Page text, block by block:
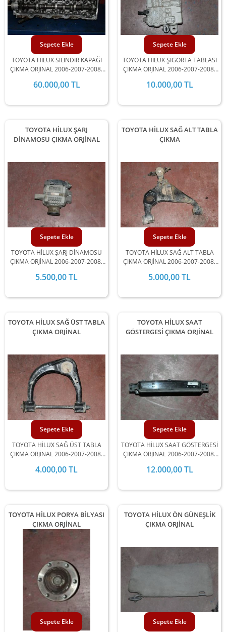
TOYOTA HİLUX SİLİNDİR KAPAĞI
ÇIKMA ORJİNAL 2006-2007-2008-
ARALIĞINDA STOKLARIMIZDA
60.000,00 TL
Sepete Ekle
TOYOTA HİLUX ŞİGORTA TABLASI
ÇIKMA ORJİNAL 2006-2007-2008-
ARALIĞINDA STOKLARIMIZDA
10.000,00 TL
Sepete Ekle
TOYOTA HİLUX ŞARJ
DİNAMOSU ÇIKMA ORJİNAL
TOYOTA HİLUX ŞARJ DİNAMOSU
ÇIKMA ORJİNAL 2006-2007-2008-
ARALIĞINDA STOKLARIMIZDA
5.500,00 TL
Sepete Ekle
TOYOTA HİLUX SAĞ ALT TABLA
ÇIKMA
TOYOTA HİLUX SAĞ ALT TABLA
ÇIKMA ORJİNAL 2006-2007-2008-
ARALIĞINDA STOKLARIMIZDA
5.000,00 TL
Sepete Ekle
TOYOTA HİLUX SAĞ ÜST TABLA
ÇIKMA ORJİNAL
TOYOTA HİLUX SAĞ ÜST TABLA
ÇIKMA ORJİNAL 2006-2007-2008-
ARALIĞINDA STOKLARIMIZDA
4.000,00 TL
Sepete Ekle
TOYOTA HİLUX SAAT
GÖSTERGESİ ÇIKMA ORJİNAL
TOYOTA HİLUX SAAT GÖSTERGESİ
ÇIKMA ORJİNAL 2006-2007-2008-
ARALIĞINDA STOKLARIMIZDA
12.000,00 TL
Sepete Ekle
TOYOTA HİLUX PORYA BİLYASI
ÇIKMA ORJİNAL
Sepete Ekle
TOYOTA HİLUX ÖN GÜNEŞLİK
ÇIKMA ORJİNAL
Sepete Ekle